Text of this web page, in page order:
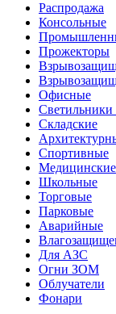
Распродажа
Консольные
Прожекторы
Офисные
Складские
Спортивные
Медицинские
Школьные
Торговые
Парковые
Аварийные
Для АЗС
Огни ЗОМ
Облучатели
Фонари